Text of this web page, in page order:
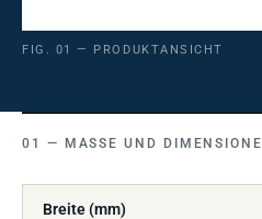
FIG. 01 — PRODUKTANSICHT
MASSE UND DIMENSIONEN
Breite (mm)